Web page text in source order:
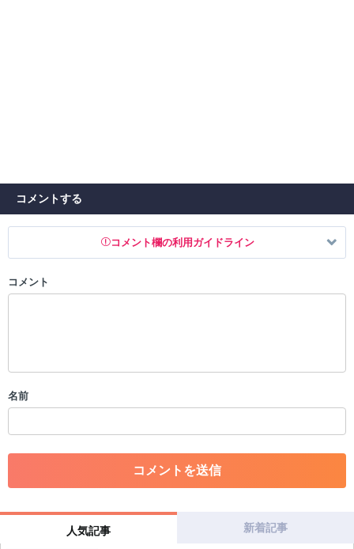
コメントする
コメント欄の利用ガイドライン
以下の書き込みを禁止とし、場合によってはコメント削除や書き込み制
・一度削除された投稿を再び投稿すること
・アカウントの売買など金銭が絡む内容の投稿
・各ゲームのネタバレを含む内容の投稿
・その他、管理者が不適切と判断した投稿
だけますでしょうか。
コメント
名前
人気記事 新着記事